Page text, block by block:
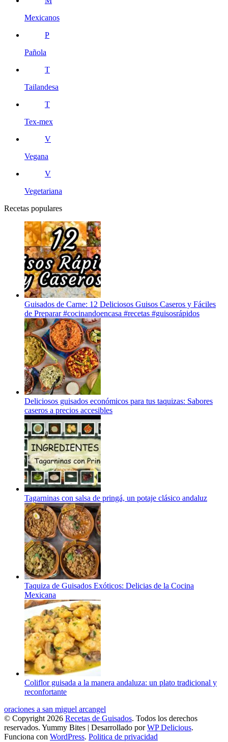
Mexicanos
P
Pañola
T
Tailandesa
T
Tex-mex
V
Vegana
V
Vegetariana
Recetas populares
Guisados de Carne: 12 Deliciosos Guisos Caseros y Fáciles
de Preparar #cocinandoencasa #recetas #guisosrápidos
Deliciosos guisados económicos para tus taquizas: Sabores
caseros a precios accesibles
Tagarninas con salsa de pringá, un potaje clásico andaluz
Taquiza de Guisados Exóticos: Delicias de la Cocina
Mexicana
Coliflor guisada a la manera andaluza: un plato tradicional y
reconfortante
oraciones a san miguel arcangel
© Copyright 2026 Recetas de Guisados. Todos los derechos
reservados. Yummy Bites | Desarrollado porWP Delicious.
Funciona con WordPress. Politica de privacidad